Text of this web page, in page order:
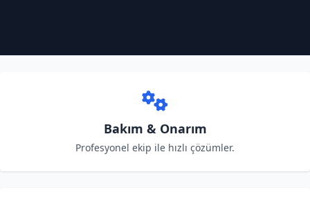
Bakım & Onarım
Profesyonel ekip ile hızlı çözümler.